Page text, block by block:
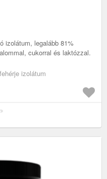
izolátum, legalább 81%
cukorral és laktózzal.
izolátum